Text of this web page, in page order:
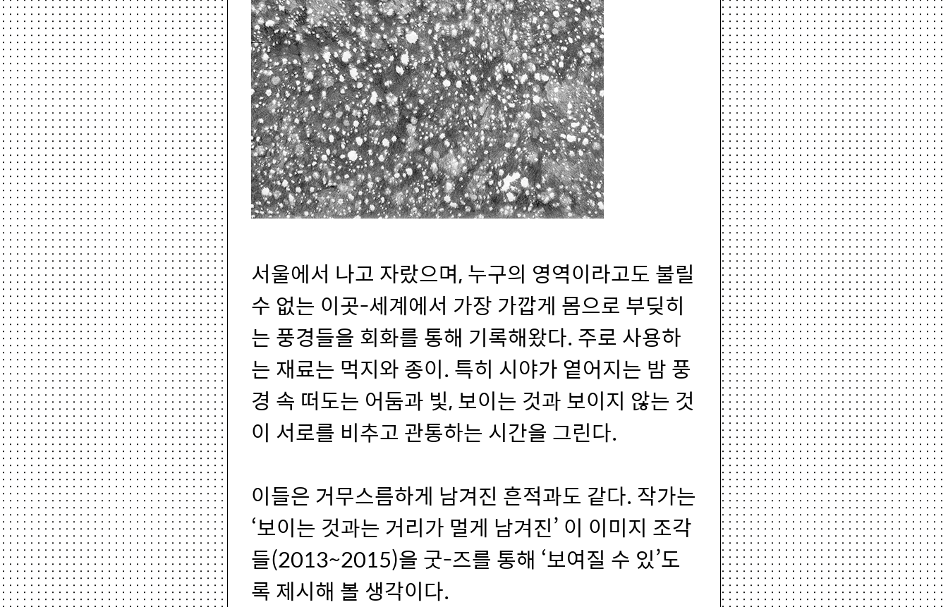
서울에서 나고 자랐으며, 누구의 영역이라고도 불릴
수 없는 이곳-세계에서 가장 가깝게 몸으로 부딪히
는 풍경들을 회화를 통해 기록해왔다. 주로 사용하
는 재료는 먹지와 종이. 특히 시야가 옅어지는 밤 풍
경 속 떠도는 어둠과 빛, 보이는 것과 보이지 않는 것
이 서로를 비추고 관통하는 시간을 그린다.
이들은 거무스름하게 남겨진 흔적과도 같다. 작가는
‘보이는 것과는 거리가 멀게 남겨진’ 이 이미지 조각
들(2013~2015)을 굿-즈를 통해 ‘보여질 수 있’도
록 제시해 볼 생각이다.